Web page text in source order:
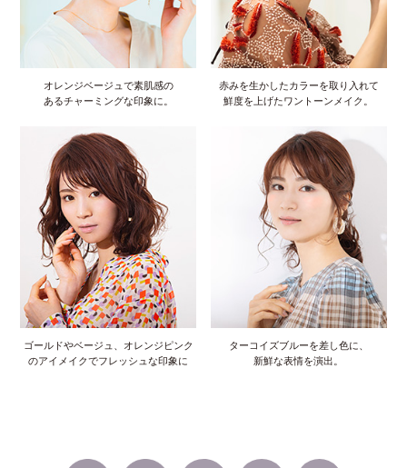
オレンジベージュで素肌感の
あるチャーミングな印象に。
赤みを生かしたカラーを取り入れて
鮮度を上げたワントーンメイク。
ゴールドやベージュ、オレンジピンク
のアイメイクでフレッシュな印象に
ターコイズブルーを差し色に、
新鮮な表情を演出。